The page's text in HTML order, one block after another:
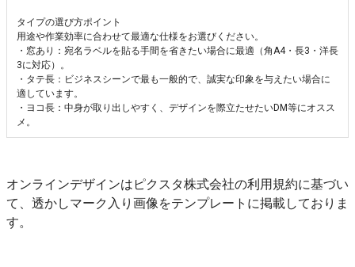
タイプの選び方ポイント
用途や作業効率に合わせて最適な仕様をお選びください。
・窓あり：宛名ラベルを貼る手間を省きたい場合に最適（角A4・長3・洋長
3に対応）。
・タテ長：ビジネスシーンで最も一般的で、誠実な印象を与えたい場合に
適しています。
・ヨコ長：中身が取り出しやすく、デザインを際立たせたいDM等にオスス
メ。
オンラインデザインはピクスタ株式会社の利用規約に基づい
て、透かしマーク入り画像をテンプレートに掲載しておりま
す。